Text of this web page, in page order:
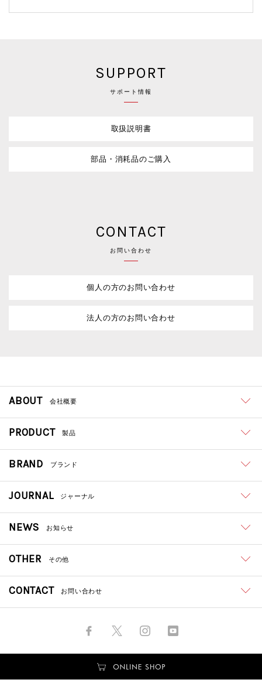
SUPPORT
サポート情報
取扱説明書
部品・消耗品のご購入
CONTACT
お問い合わせ
個人の方のお問い合わせ
法人の方のお問い合わせ
ABOUT 会社概要
PRODUCT 製品
BRAND ブランド
JOURNAL ジャーナル
NEWS お知らせ
OTHER その他
CONTACT お問い合わせ